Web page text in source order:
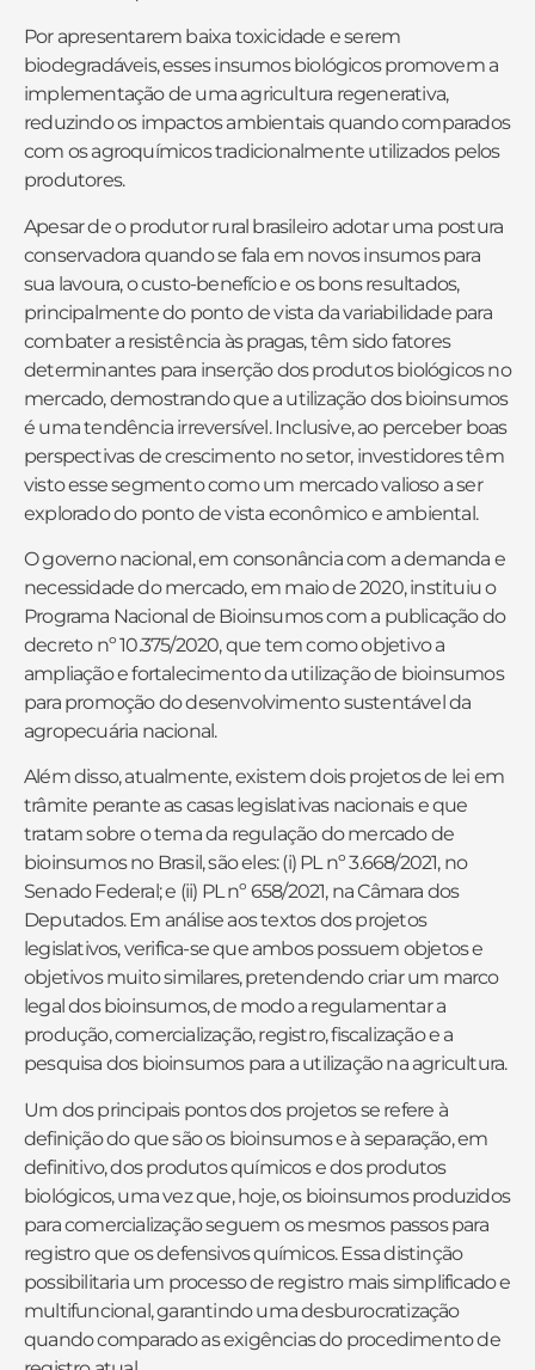
Por apresentarem baixa toxicidade e serem
biodegradáveis, esses insumos biológicos promovem a
implementação de uma agricultura regenerativa,
reduzindo os impactos ambientais quando comparados
com os agroquímicos tradicionalmente utilizados pelos
produtores.
Apesar de o produtor rural brasileiro adotar uma postura
conservadora quando se fala em novos insumos para
sua lavoura, o custo-benefício e os bons resultados,
principalmente do ponto de vista da variabilidade para
combater a resistência às pragas, têm sido fatores
determinantes para inserção dos produtos biológicos no
mercado, demostrando que a utilização dos bioinsumos
é uma tendência irreversível. Inclusive, ao perceber boas
perspectivas de crescimento no setor, investidores têm
visto esse segmento como um mercado valioso a ser
explorado do ponto de vista econômico e ambiental.
O governo nacional, em consonância com a demanda e
necessidade do mercado, em maio de 2020, instituiu o
Programa Nacional de Bioinsumos com a publicação do
decreto nº 10.375/2020, que tem como objetivo a
ampliação e fortalecimento da utilização de bioinsumos
para promoção do desenvolvimento sustentável da
agropecuária nacional.
Além disso, atualmente, existem dois projetos de lei em
trâmite perante as casas legislativas nacionais e que
tratam sobre o tema da regulação do mercado de
bioinsumos no Brasil, são eles: (i) PL nº 3.668/2021, no
Senado Federal; e (ii) PL nº 658/2021, na Câmara dos
Deputados. Em análise aos textos dos projetos
legislativos, verifica-se que ambos possuem objetos e
objetivos muito similares, pretendendo criar um marco
legal dos bioinsumos, de modo a regulamentar a
produção, comercialização, registro, fiscalização e a
pesquisa dos bioinsumos para a utilização na agricultura.
Um dos principais pontos dos projetos se refere à
definição do que são os bioinsumos e à separação, em
definitivo, dos produtos químicos e dos produtos
biológicos, uma vez que, hoje, os bioinsumos produzidos
para comercialização seguem os mesmos passos para
registro que os defensivos químicos. Essa distinção
possibilitaria um processo de registro mais simplificado e
multifuncional, garantindo uma desburocratização
quando comparado as exigências do procedimento de